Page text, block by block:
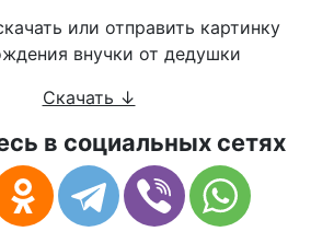
Скачать ↓
в социальных сетях